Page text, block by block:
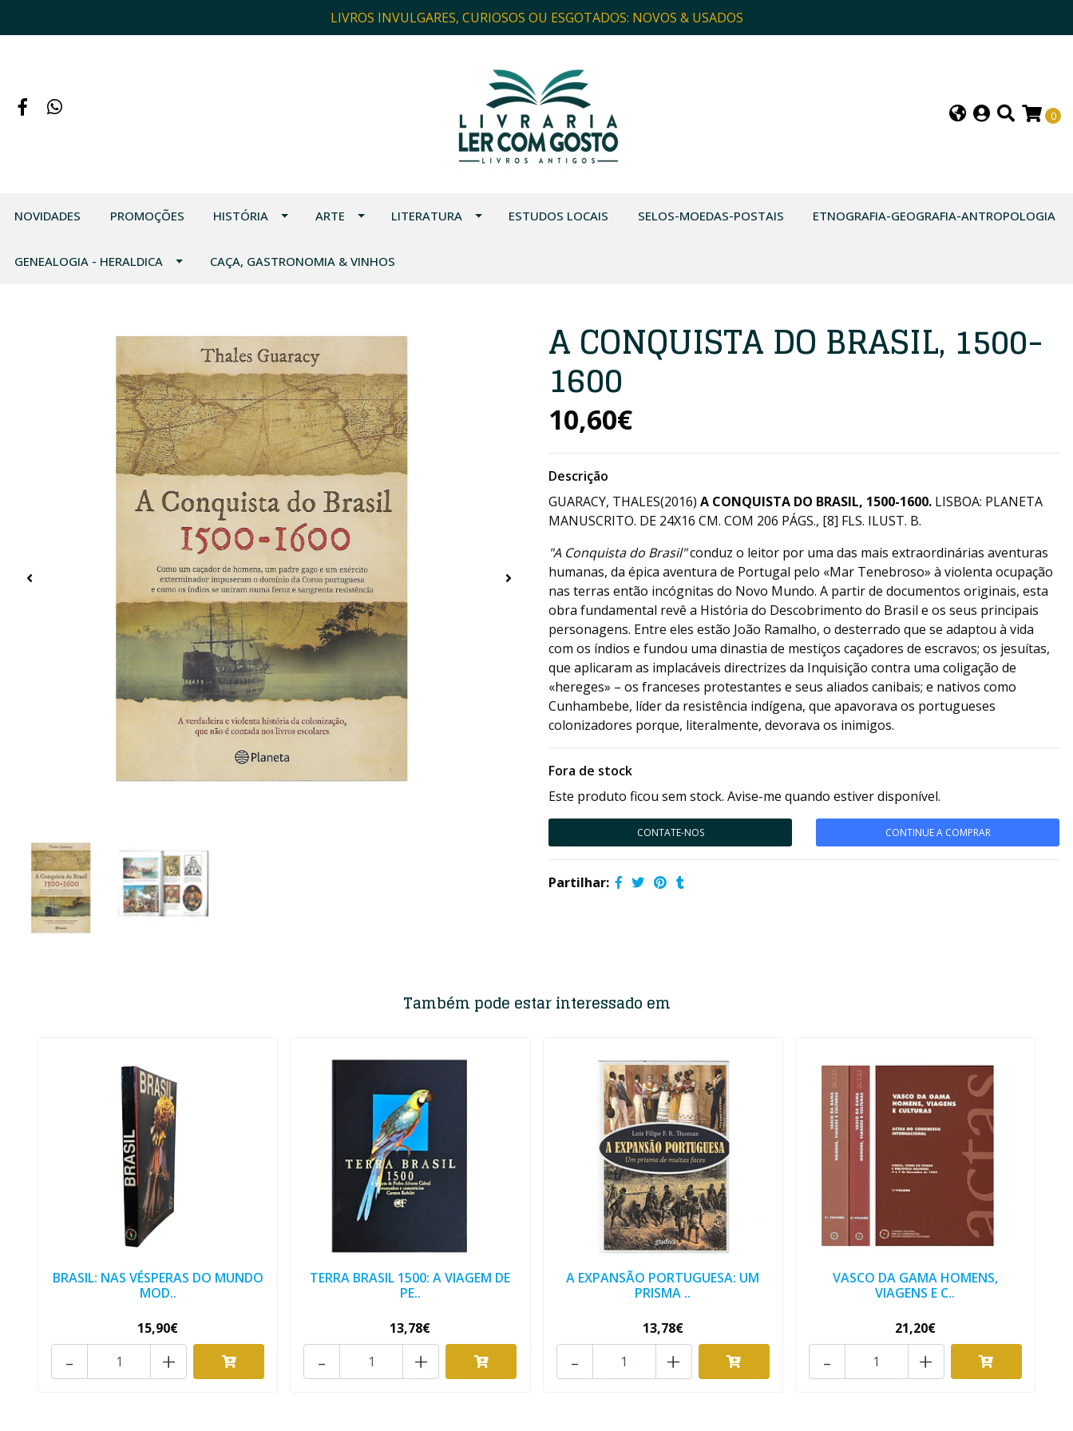
LIVROS INVULGARES, CURIOSOS OU ESGOTADOS: NOVOS & USADOS
0
NOVIDADES PROMOÇÕES HISTÓRIA ARTE LITERATURA ESTUDOS LOCAIS SELOS-MOEDAS-POSTAIS ETNOGRAFIA-GEOGRAFIA-ANTROPOLOGIA
GENEALOGIA - HERALDICA CAÇA, GASTRONOMIA & VINHOS
A CONQUISTA DO BRASIL, 1500-
1600
10,60€
Descrição
GUARACY, THALES(2016) A CONQUISTA DO BRASIL, 1500-1600. LISBOA: PLANETA
MANUSCRITO. DE 24X16 CM. COM 206 PÁGS., [8] FLS. ILUST. B.
"A Conquista do Brasil"conduz o leitor por uma das mais extraordinárias aventuras
humanas, da épica aventura de Portugal pelo «Mar Tenebroso» à violenta ocupação
nas terras então incógnitas do Novo Mundo. A partir de documentos originais, esta
obra fundamental revê a História do Descobrimento do Brasil e os seus principais
personagens. Entre eles estão João Ramalho, o desterrado que se adaptou à vida
com os índios e fundou uma dinastia de mestiços caçadores de escravos; os jesuítas,
que aplicaram as implacáveis directrizes da Inquisição contra uma coligação de
«hereges» – os franceses protestantes e seus aliados canibais; e nativos como
Cunhambebe, líder da resistência indígena, que apavorava os portugueses
colonizadores porque, literalmente, devorava os inimigos.
Fora de stock
Este produto ficou sem stock. Avise-me quando estiver disponível.
CONTATE-NOS CONTINUE A COMPRAR
Partilhar:
Também pode estar interessado em
BRASIL: NAS VÉSPERAS DO MUNDO
MOD..
15,90€
+
-
TERRA BRASIL 1500: A VIAGEM DE
PE..
13,78€
+
-
A EXPANSÃO PORTUGUESA: UM
PRISMA ..
13,78€
+
-
VASCO DA GAMA HOMENS,
VIAGENS E C..
21,20€
+
-